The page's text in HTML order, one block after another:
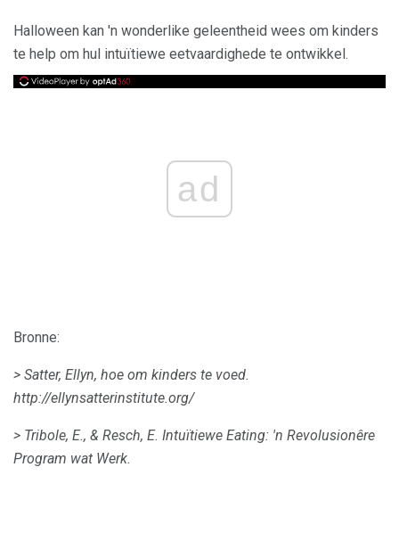
Halloween kan 'n wonderlike geleentheid wees om kinders
te help om hul intuïtiewe eetvaardighede te ontwikkel.
ad
Bronne:
> Satter, Ellyn, hoe om kinders te voed.
http://ellynsatterinstitute.org/
> Tribole, E., & Resch, E. Intuïtiewe Eating: 'n Revolusionêre
Program wat Werk.